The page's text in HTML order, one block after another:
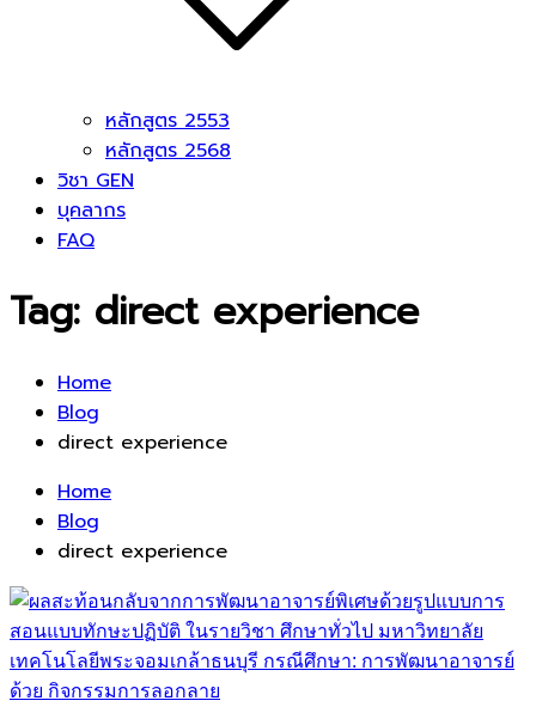
หลักสูตร 2553
หลักสูตร 2568
วิชา GEN
บุคลากร
FAQ
Tag: direct experience
Home
Blog
direct experience
Home
Blog
direct experience